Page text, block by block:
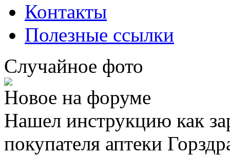
Контакты
Полезные ссылки
Случайное фото
Новое на форуме
Нашел инструкцию как
покупателя аптеки